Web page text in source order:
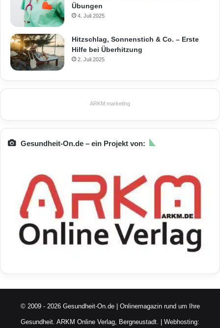
Übungen
4. Juli 2025
Hitzschlag, Sonnenstich & Co. – Erste
Hilfe bei Überhitzung
2. Juli 2025
ARKM.marketing
Gesundheit-On.de – ein Projekt von:
© 2009 - 2026 Gesundheit-On.de | Onlinemagazin rund um Ihre
Gesundheit. ARKM Online Verlag, Bergneustadt. | Webhosting: